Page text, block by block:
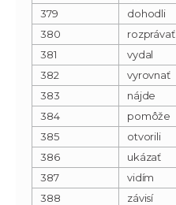
379
dohodli
380
rozprávať
381
vydal
382
vyrovnať
383
nájde
384
pomôže
385
otvorili
386
ukázať
387
vidím
388
závisí